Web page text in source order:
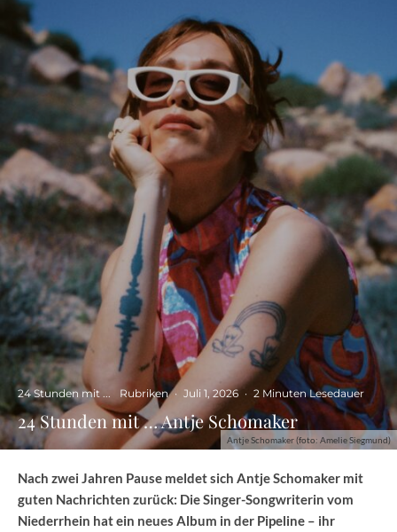
Antje Schomaker (foto: Amelie Siegmund)
24 Stunden mit ... Rubriken · Juli 1, 2026 · 2 Minuten Lesedauer
24 Stunden mit … Antje Schomaker
Nach zwei Jahren Pause meldet sich Antje Schomaker mit
guten Nachrichten zurück: Die Singer-Songwriterin vom
Niederrhein hat ein neues Album in der Pipeline – ihr